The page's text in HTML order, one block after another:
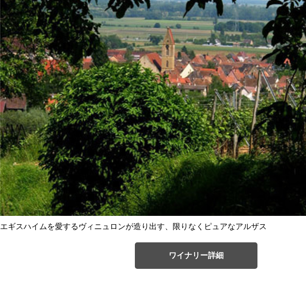
エギスハイムを愛するヴィニュロンが造り出す、限りなくピュアなアルザス
ワイナリー詳細